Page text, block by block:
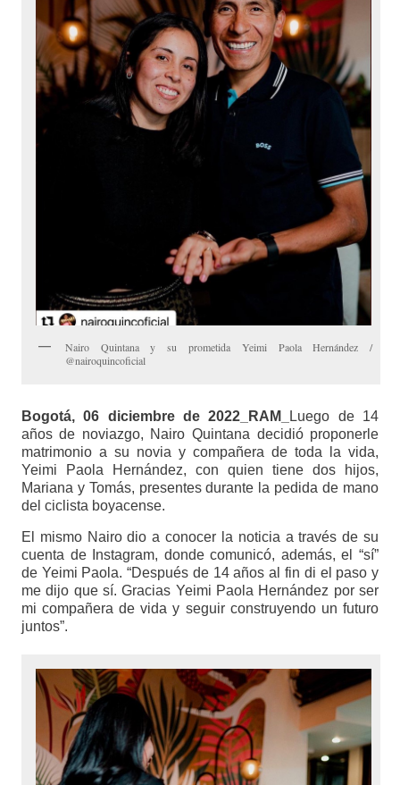
Nairo Quintana y su prometida Yeimi Paola Hernández /
@nairoquincoficial
Bogotá, 06 diciembre de 2022_RAM_
Luego de 14
años de noviazgo, Nairo Quintana decidió proponerle
matrimonio a su novia y compañera de toda la vida,
Yeimi Paola Hernández, con quien tiene dos hijos,
Mariana y Tomás, presentes durante la pedida de mano
del ciclista boyacense.
El mismo Nairo dio a conocer la noticia a través de su
cuenta de Instagram, donde comunicó, además, el “sí”
de Yeimi Paola. “Después de 14 años al fin di el paso y
me dijo que sí. Gracias Yeimi Paola Hernández por ser
mi compañera de vida y seguir construyendo un futuro
juntos”.